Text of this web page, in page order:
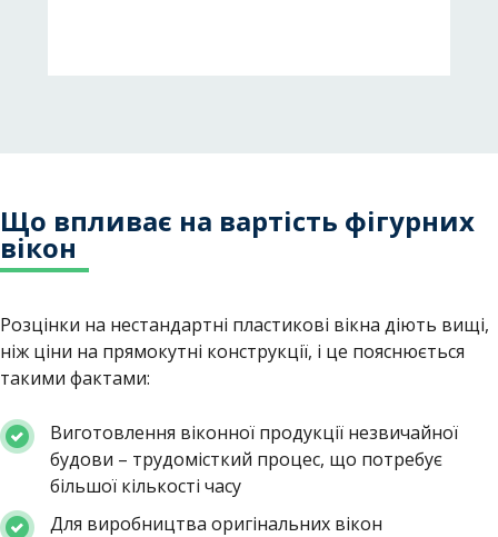
Що впливає на вартість фігурних
вікон
Розцінки на нестандартні пластикові вікна діють вищі,
ніж ціни на прямокутні конструкції, і це пояснюється
такими фактами:
Виготовлення віконної продукції незвичайної
будови – трудомісткий процес, що потребує
більшої кількості часу
Для виробництва оригінальних вікон